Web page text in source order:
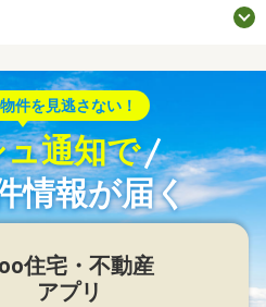
件を見逃さない！
通知で
情報が届く
住宅・不動産
アプリ